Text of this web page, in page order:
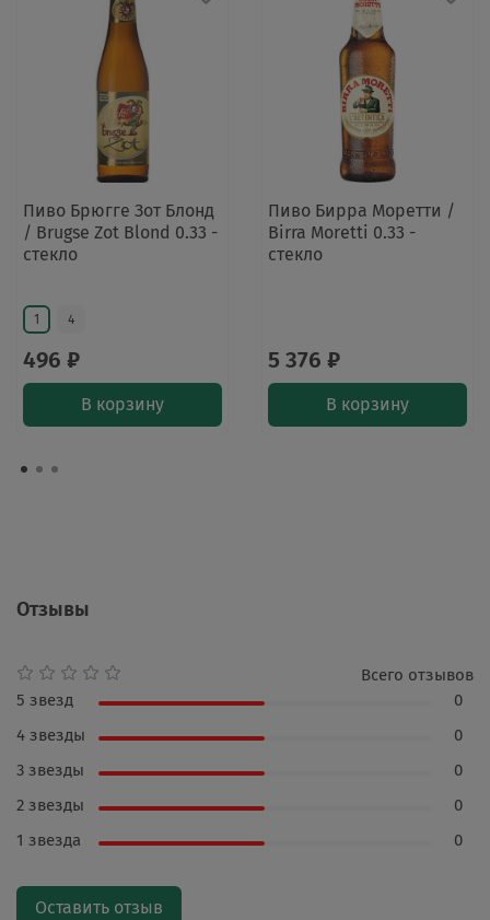
Пиво Брюгге Зот Блонд
/ Brugse Zot Blond 0.33 -
стекло
1 4
496 ₽
В корзину
Пиво Бирра Моретти /
Birra Moretti 0.33 -
стекло
5 376 ₽
В корзину
Отзывы
Всего отзывов
5 звезд
0
4 звезды
0
3 звезды
0
2 звезды
0
1 звезда
0
Оставить отзыв